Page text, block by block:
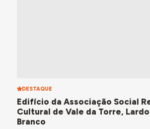
DESTAQUE
Edifício da Associação Social
Cultural de Vale da Torre,
Branco